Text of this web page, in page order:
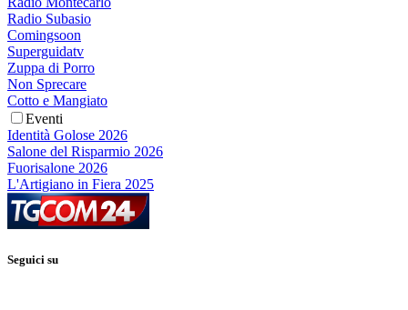
Radio Subasio
Comingsoon
Superguidatv
Zuppa di Porro
Non Sprecare
Cotto e Mangiato
Eventi
Identità Golose 2026
Salone del Risparmio 2026
Fuorisalone 2026
L'Artigiano in Fiera 2025
Seguici su